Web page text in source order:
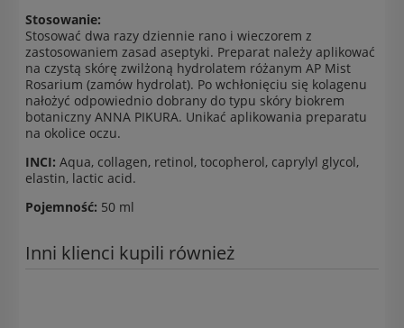
Stosowanie:
Stosować dwa razy dziennie rano i wieczorem z
zastosowaniem zasad aseptyki. Preparat należy aplikować
na czystą skórę zwilżoną hydrolatem różanym AP Mist
Rosarium (zamów hydrolat). Po wchłonięciu się kolagenu
nałożyć odpowiednio dobrany do typu skóry biokrem
botaniczny ANNA PIKURA. Unikać aplikowania preparatu
na okolice oczu.
INCI: Aqua, collagen, retinol, tocopherol, caprylyl glycol,
elastin, lactic acid.
Pojemność: 50 ml
Inni klienci kupili również